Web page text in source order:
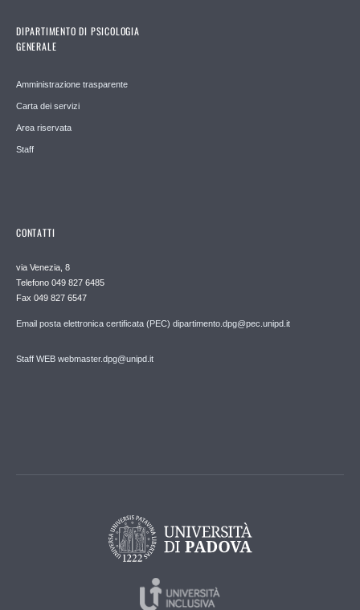
DIPARTIMENTO DI PSICOLOGIA
GENERALE
Amministrazione trasparente
Carta dei servizi
Area riservata
Staff
CONTATTI
via Venezia, 8
Telefono 049 827 6485
Fax 049 827 6547
Email posta elettronica certificata (PEC) dipartimento.dpg@pec.unipd.it
Staff WEB webmaster.dpg@unipd.it